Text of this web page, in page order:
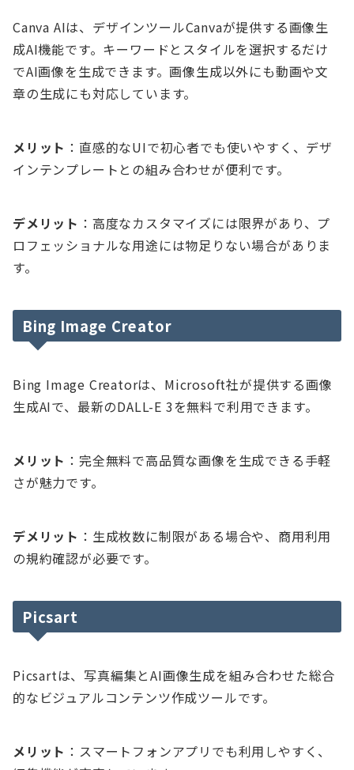
Canva AIは、デザインツールCanvaが提供する画像生
成AI機能です。キーワードとスタイルを選択するだけ
でAI画像を生成できます。画像生成以外にも動画や文
章の生成にも対応しています。
メリット ：直感的なUIで初心者でも使いやすく、デザ
インテンプレートとの組み合わせが便利です。
デメリット ：高度なカスタマイズには限界があり、プ
ロフェッショナルな用途には物足りない場合がありま
す。
Bing Image Creator
Bing Image Creatorは、Microsoft社が提供する画像
生成AIで、最新のDALL-E 3を無料で利用できます。
メリット ：完全無料で高品質な画像を生成できる手軽
さが魅力です。
デメリット ：生成枚数に制限がある場合や、商用利用
の規約確認が必要です。
Picsart
Picsartは、写真編集とAI画像生成を組み合わせた総合
的なビジュアルコンテンツ作成ツールです。
メリット ：スマートフォンアプリでも利用しやすく、